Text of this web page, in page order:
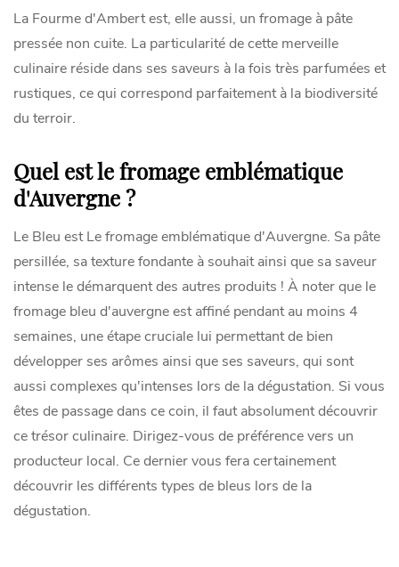
La Fourme d'Ambert est, elle aussi, un fromage à pâte
pressée non cuite. La particularité de cette merveille
culinaire réside dans ses saveurs à la fois très parfumées et
rustiques, ce qui correspond parfaitement à la biodiversité
du terroir.
Quel est le fromage emblématique
d'Auvergne ?
Le Bleu est Le fromage emblématique d'Auvergne. Sa pâte
persillée, sa texture fondante à souhait ainsi que sa saveur
intense le démarquent des autres produits ! À noter que le
fromage bleu d'auvergne est affiné pendant au moins 4
semaines, une étape cruciale lui permettant de bien
développer ses arômes ainsi que ses saveurs, qui sont
aussi complexes qu'intenses lors de la dégustation. Si vous
êtes de passage dans ce coin, il faut absolument découvrir
ce trésor culinaire. Dirigez-vous de préférence vers un
producteur local. Ce dernier vous fera certainement
découvrir les différents types de bleus lors de la
dégustation.